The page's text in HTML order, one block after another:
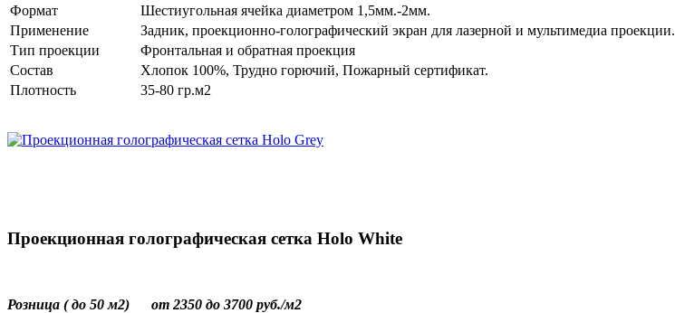
Формат
Шестиугольная ячейка диаметром 1,5мм.-2мм.
Применение
Задник, проекционно-голографический экран для лазерной и мультимедиа проекции.
Тип проекции
Фронтальная и обратная проекция
Состав
Хлопок 100%, Трудно горючий, Пожарный сертификат.
Плотность
35-80 гр.м2
Проекционная голографическая сетка Holo White
Розница ( до 50 м2) от 2350 до 3700 руб./м2